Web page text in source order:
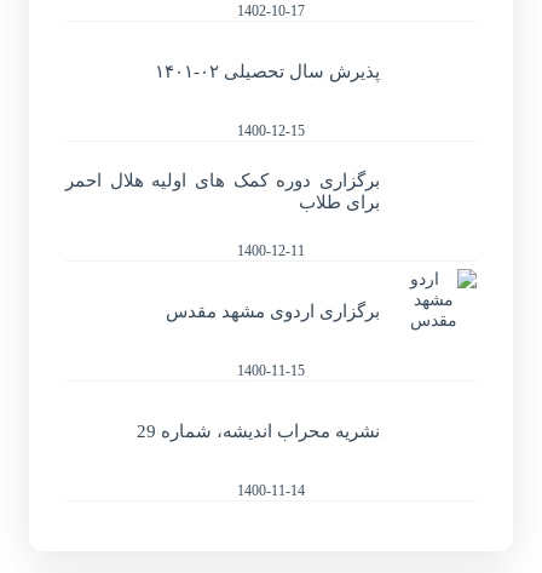
1402-10-17
پذیرش سال تحصیلی ۰۲-۱۴۰۱
1400-12-15
برگزاری دوره کمک های اولیه هلال احمر
برای طلاب
1400-12-11
برگزاری اردوی مشهد مقدس
1400-11-15
نشریه محراب اندیشه، شماره 29
1400-11-14